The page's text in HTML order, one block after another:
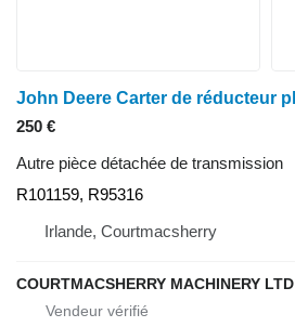
250 €
Autre pièce détachée de transmission
R101159, R95316
Irlande, Courtmacsherry
COURTMACSHERRY MACHINERY LTD